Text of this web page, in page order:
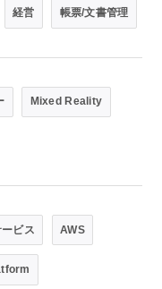
経営 帳票/文書管理
Mixed Reality
ビス AWS